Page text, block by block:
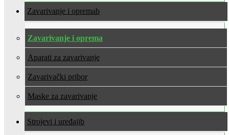
Zavarivanje i oprema
Zavarivanje i oprema
Aparati za zavarivanje
Zavarivački pribor
Maske za zavarivanje
Strojevi i uređaji